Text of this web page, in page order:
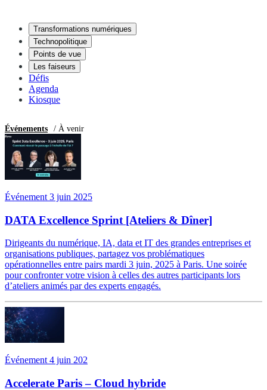
Transformations numériques
Technopolitique
Points de vue
Les faiseurs
Défis
Agenda
Kiosque
Événements / À venir
Événement 3 juin 2025
DATA Excellence Sprint [Ateliers & Dîner]
Dirigeants du numérique, IA, data et IT des grandes entreprises et
organisations publiques, partagez vos problématiques
opérationnelles entre pairs mardi 3 juin, 2025 à Paris. Une soirée
pour confronter votre vision à celles des autres participants lors
d’ateliers animés par des experts engagés.
Événement 4 juin 202
Accelerate Paris – Cloud hybride